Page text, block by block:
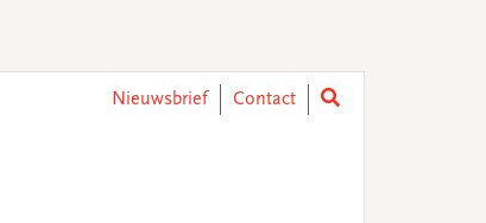
Nieuwsbrief
Contact